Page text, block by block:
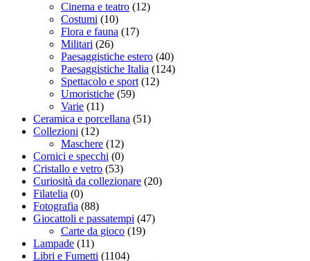
Cinema e teatro (12)
Costumi (10)
Flora e fauna (17)
Militari (26)
Paesaggistiche estero (40)
Paesaggistiche Italia (124)
Spettacolo e sport (12)
Umoristiche (59)
Varie (11)
Ceramica e porcellana (51)
Collezioni (12)
Maschere (12)
Cornici e specchi (0)
Cristallo e vetro (53)
Curiosità da collezionare (20)
Filatelia (0)
Fotografia (88)
Giocattoli e passatempi (47)
Carte da gioco (19)
Lampade (11)
Libri e Fumetti (1104)